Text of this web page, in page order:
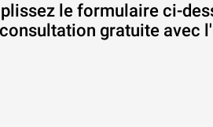
le formulaire ci-
consultation gratuite avec